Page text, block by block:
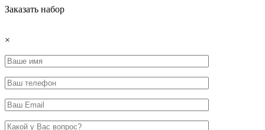
Заказать набор
×